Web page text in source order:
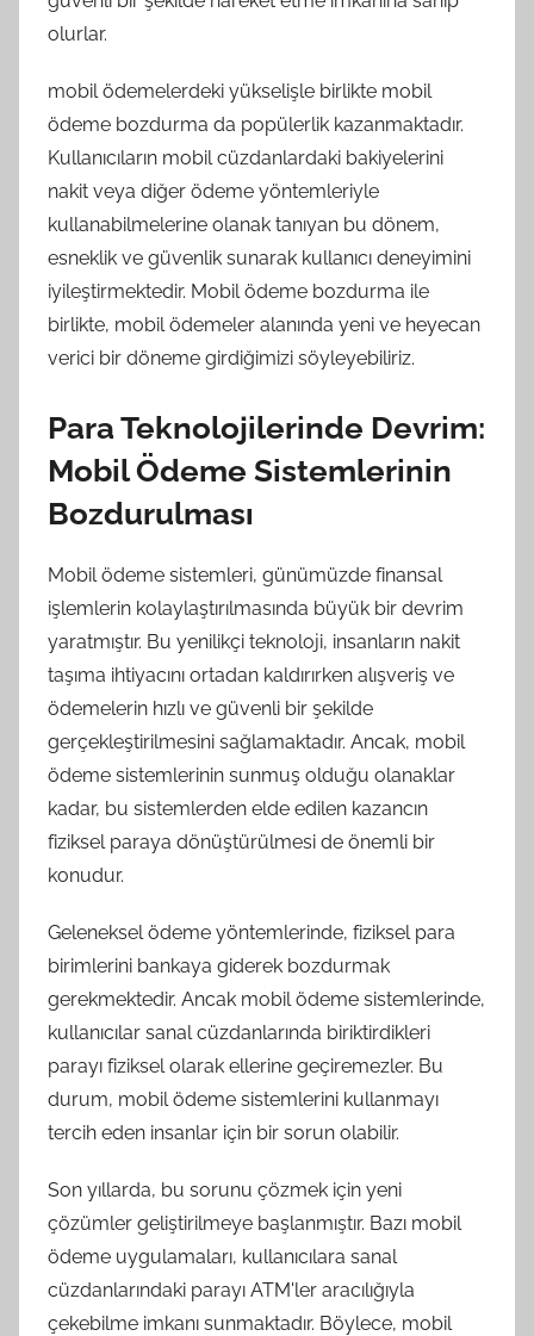
olurlar.
mobil ödemelerdeki yükselişle birlikte mobil
ödeme bozdurma da popülerlik kazanmaktadır.
Kullanıcıların mobil cüzdanlardaki bakiyelerini
nakit veya diğer ödeme yöntemleriyle
kullanabilmelerine olanak tanıyan bu dönem,
esneklik ve güvenlik sunarak kullanıcı deneyimini
iyileştirmektedir. Mobil ödeme bozdurma ile
birlikte, mobil ödemeler alanında yeni ve heyecan
verici bir döneme girdiğimizi söyleyebiliriz.
Para Teknolojilerinde Devrim:
Mobil Ödeme Sistemlerinin
Bozdurulması
Mobil ödeme sistemleri, günümüzde finansal
işlemlerin kolaylaştırılmasında büyük bir devrim
yaratmıştır. Bu yenilikçi teknoloji, insanların nakit
taşıma ihtiyacını ortadan kaldırırken alışveriş ve
ödemelerin hızlı ve güvenli bir şekilde
gerçekleştirilmesini sağlamaktadır. Ancak, mobil
ödeme sistemlerinin sunmuş olduğu olanaklar
kadar, bu sistemlerden elde edilen kazancın
fiziksel paraya dönüştürülmesi de önemli bir
konudur.
Geleneksel ödeme yöntemlerinde, fiziksel para
birimlerini bankaya giderek bozdurmak
gerekmektedir. Ancak mobil ödeme sistemlerinde,
kullanıcılar sanal cüzdanlarında biriktirdikleri
parayı fiziksel olarak ellerine geçiremezler. Bu
durum, mobil ödeme sistemlerini kullanmayı
tercih eden insanlar için bir sorun olabilir.
Son yıllarda, bu sorunu çözmek için yeni
çözümler geliştirilmeye başlanmıştır. Bazı mobil
ödeme uygulamaları, kullanıcılara sanal
cüzdanlarındaki parayı ATM'ler aracılığıyla
çekebilme imkanı sunmaktadır. Böylece, mobil